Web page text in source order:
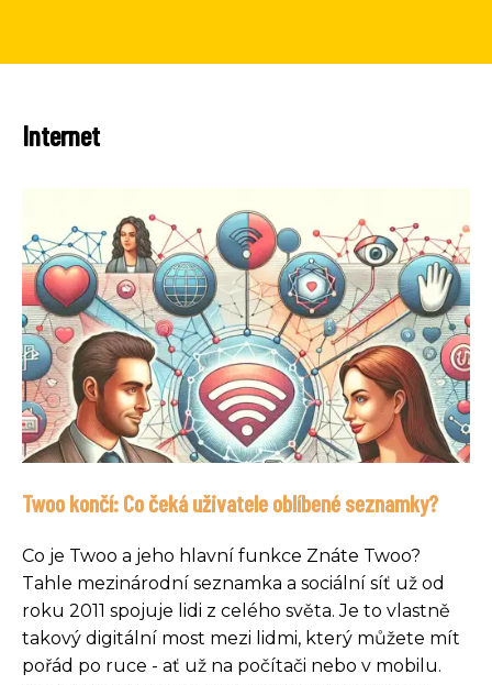
Internet
Twoo končí: Co čeká uživatele oblíbené seznamky?
Co je Twoo a jeho hlavní funkce Znáte Twoo?
Tahle mezinárodní seznamka a sociální síť už od
roku 2011 spojuje lidi z celého světa. Je to vlastně
takový digitální most mezi lidmi, který můžete mít
pořád po ruce - ať už na počítači nebo v mobilu.